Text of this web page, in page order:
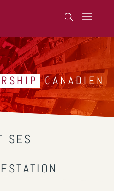
CANADIEN
SES